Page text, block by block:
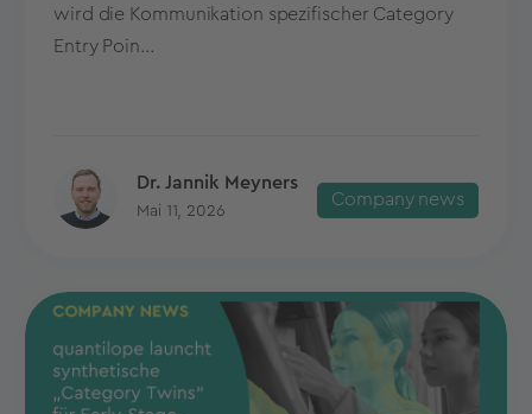
wird die Kommunikation spezifischer Category
Entry Poin...
Dr. Jannik Meyners
Mai 11, 2026
Company news